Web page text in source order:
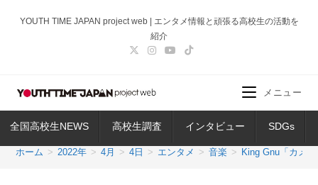
ス
ッ
YOUTH TIME JAPAN project web | エンタメ情報と頑張る高校生の活動を
紹介
全国高校生NEWS 高校生調査 インタビュー SDGs
メニュー
ホーム > 2022年 > 4月 > 4日 > エンタメ > 音楽 > King Gnu「カメ